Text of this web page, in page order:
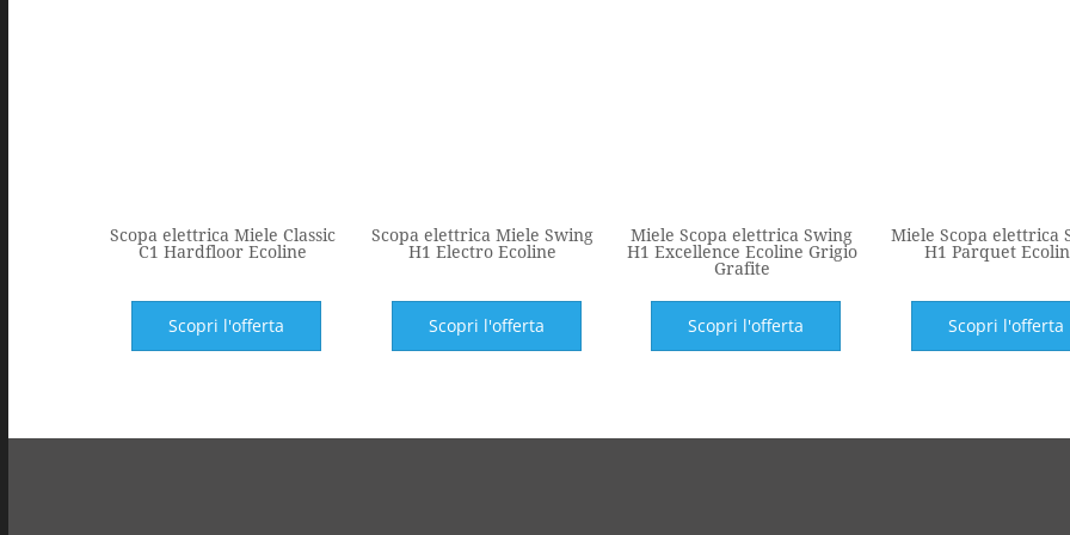
Scopa elettrica Miele Classic
C1 Hardfloor Ecoline
Scopri l'offerta
Scopa elettrica Miele Swing
H1 Electro Ecoline
Scopri l'offerta
Miele Scopa elettrica Swing
H1 Excellence Ecoline Grigio
Grafite
Scopri l'offerta
Miele Scopa elettrica
H1 Parquet
Scopri l'offerta